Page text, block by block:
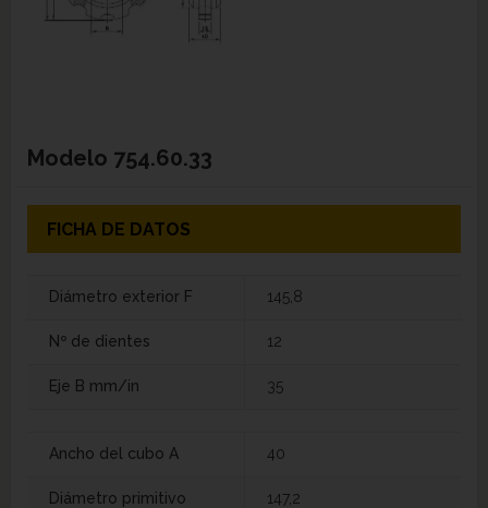
Modelo 754.60.33
FICHA DE DATOS
Diámetro exterior F 145,8
Nº de dientes 12
Eje B mm/in 35
Ancho del cubo A 40
Diámetro primitivo 147,2